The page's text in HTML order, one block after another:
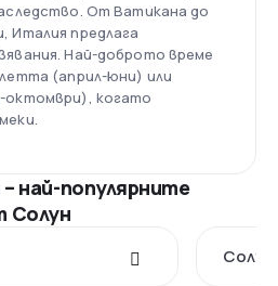
От Ватикана до
Италия предлага
Най-доброто време
(април-юни) или
когато
най-популярните
Солун